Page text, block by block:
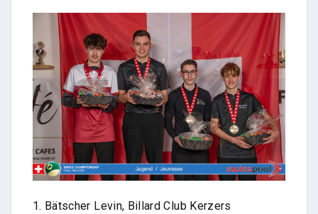
1. Bätscher Levin, Billard Club Kerzers